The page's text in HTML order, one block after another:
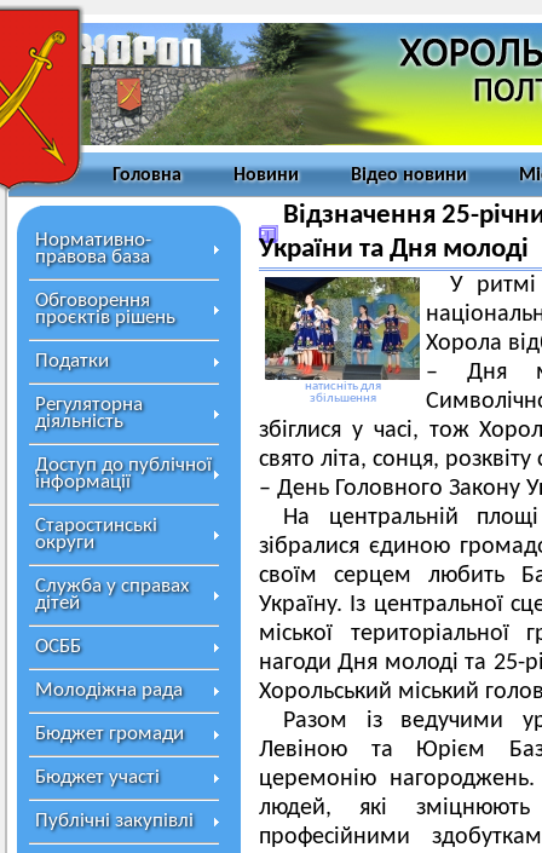
Головна Новини Відео новини
Нормативно-
правова база
Обговорення
проєктів рішень
Податки
Регуляторна
діяльність
Доступ до публічної
інформації
Старостинські
округи
Служба у справах
дітей
ОСББ
Молодіжна рада
Бюджет громади
Бюджет участі
Публічні закупівлі
Відзначення 25-
України та Дня молоді
натисніть для
збільшення
У ритмі
Хорола
– Дня
збіглися у часі, тож
свято літа, сонця,
– День Головного Закону
На центральній
зібралися єдиною
своїм серцем любить
Україну. Із центральної
міської
нагоди Дня молоді та 25-
Хорольський міський
Разом із ведучими
Левіною та Юрієм
церемонію нагороджень.
людей, які
професійними